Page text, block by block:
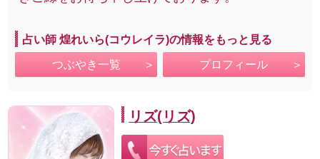
占い師 煌れいら(コウレイラ)の情報をもっと見る
つぶやき一覧 プロフィール
リズ(リズ)